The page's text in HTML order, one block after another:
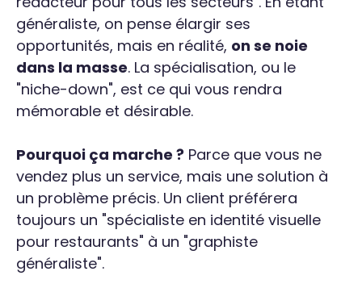
généraliste, on pense élargir ses
opportunités, mais en réalité, on se noie
dans la masse. La spécialisation, ou le
"niche-down", est ce qui vous rendra
mémorable et désirable.
Pourquoi ça marche ? Parce que vous ne
vendez plus un service, mais une solution à
un problème précis. Un client préférera
toujours un "spécialiste en identité visuelle
pour restaurants" à un "graphiste
généraliste".